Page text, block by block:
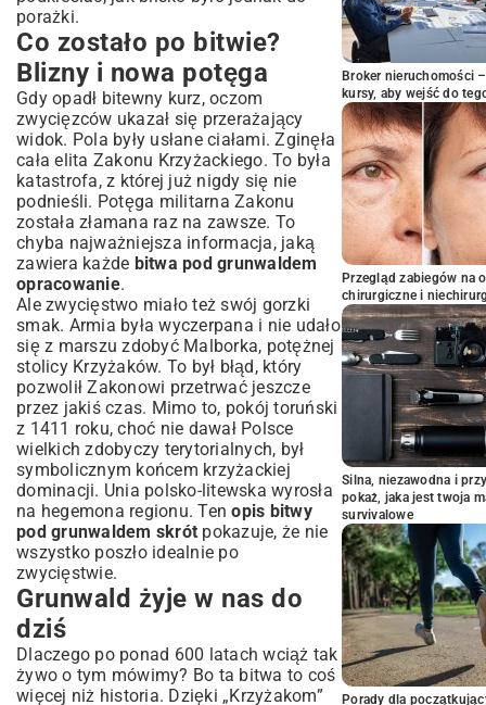
porażki.
Co zostało po bitwie?
Blizny i nowa potęga
Gdy opadł bitewny kurz, oczom
zwycięzców ukazał się przerażający
widok. Pola były usłane ciałami. Zginęła
cała elita Zakonu Krzyżackiego. To była
katastrofa, z której już nigdy się nie
podnieśli. Potęga militarna Zakonu
została złamana raz na zawsze. To
chyba najważniejsza informacja, jaką
zawiera każde bitwa pod grunwaldem
opracowanie.
Ale zwycięstwo miało też swój gorzki
smak. Armia była wyczerpana i nie udało
się z marszu zdobyć Malborka, potężnej
stolicy Krzyżaków. To był błąd, który
pozwolił Zakonowi przetrwać jeszcze
przez jakiś czas. Mimo to, pokój toruński
z 1411 roku, choć nie dawał Polsce
wielkich zdobyczy terytorialnych, był
symbolicznym końcem krzyżackiej
dominacji. Unia polsko-litewska wyrosła
na hegemona regionu. Tenopis bitwy
pod grunwaldem skrót pokazuje, że nie
wszystko poszło idealnie po
zwycięstwie.
Grunwald żyje w nas do
dziś
Dlaczego po ponad 600 latach wciąż tak
żywo o tym mówimy? Bo ta bitwa to coś
więcej niż historia. Dzięki „Krzyżakom”
Broker nieruchomości
kursy, aby wejść do
Przegląd zabiegów na
chirurgiczne i
Silna, niezawodna i
pokaż, jaka jest twoja
survivalowe
Porady dla